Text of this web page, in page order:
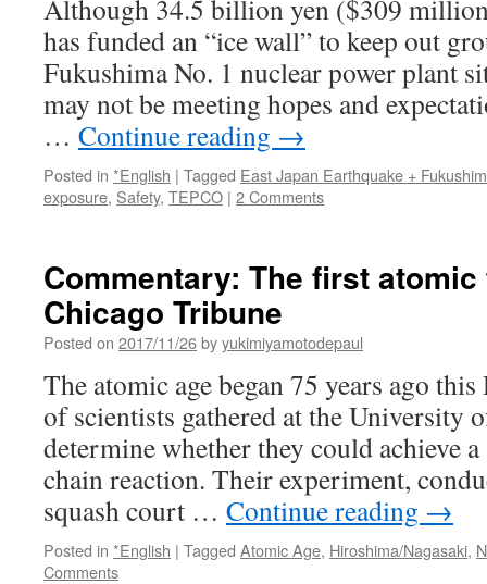
Although 34.5 billion yen ($309
has funded an “ice wall” to keep out
Fukushima No. 1 nuclear power plant
may not be meeting hopes and
… Continue reading →
Posted in *English | Tagged East Japan Earthquake +
exposure, Safety, TEPCO | 2 Comments
Commentary: The first
Chicago Tribune
Posted on 2017/11/26byyukimiyamotodepaul
The atomic age began 75 years ago
of scientists gathered at the University
determine whether they could achieve
chain reaction. Their experiment,
squash court … Continue reading →
Posted in *English | Tagged Atomic Age, Hiroshima/Nagasaki,
Comments